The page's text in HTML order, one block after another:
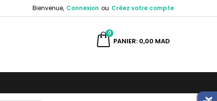
Bienvenue, Connexion ou Créez votre compte
PANIER
0
0,00 MAD